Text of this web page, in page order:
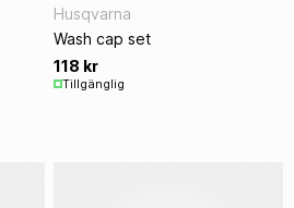
Husqvarna
Wash cap set
118 kr
Tillgänglig